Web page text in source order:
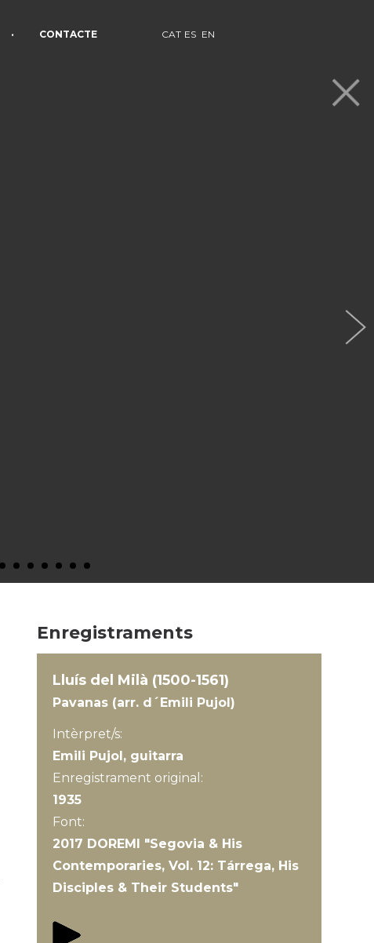
• CONTACTE CAT ES EN
Enregistraments
Lluís del Milà (1500-1561)
Pavanas (arr. d´Emili Pujol)
Intèrpret/s:
Emili Pujol, guitarra
Enregistrament original:
1935
Font:
2017 DOREMI "Segovia & His
Contemporaries, Vol. 12: Tárrega, His
Disciples & Their Students"